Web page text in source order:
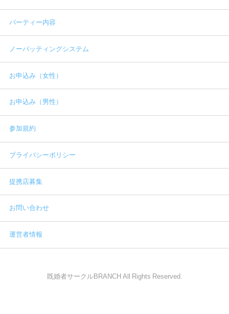
パーティー内容
ノーバッティングシステム
お申込み（女性）
お申込み（男性）
参加規約
プライバシーポリシー
提携店募集
お問い合わせ
運営者情報
既婚者サークルBRANCH All Rights Reserved.